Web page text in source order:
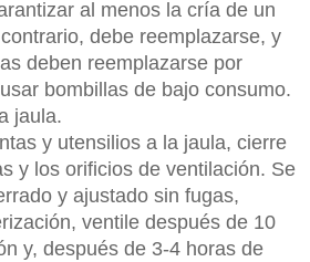
al menos la cría de un
debe reemplazarse, y
deben reemplazarse por
bombillas de bajo consumo.
jaula.
y utensilios a la jaula, cierre
y los orificios de ventilación. Se
y ajustado sin fugas,
ventile después de 10
y, después de 3-4 horas de